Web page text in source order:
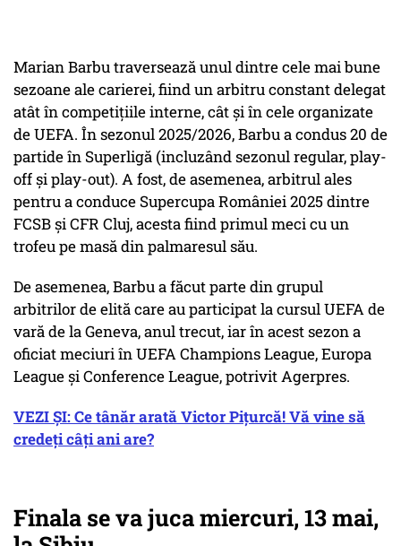
Marian Barbu traversează unul dintre cele mai bune
sezoane ale carierei, fiind un arbitru constant delegat
atât în competiţiile interne, cât şi în cele organizate
de UEFA. În sezonul 2025/2026, Barbu a condus 20 de
partide în Superligă (incluzând sezonul regular, play-
off şi play-out). A fost, de asemenea, arbitrul ales
pentru a conduce Supercupa României 2025 dintre
FCSB şi CFR Cluj, acesta fiind primul meci cu un
trofeu pe masă din palmaresul său.
De asemenea, Barbu a făcut parte din grupul
arbitrilor de elită care au participat la cursul UEFA de
vară de la Geneva, anul trecut, iar în acest sezon a
oficiat meciuri în UEFA Champions League, Europa
League şi Conference League, potrivit Agerpres.
VEZI ȘI: Ce tânăr arată Victor Pițurcă! Vă vine să
credeți câți ani are?
Finala se va juca miercuri, 13 mai,